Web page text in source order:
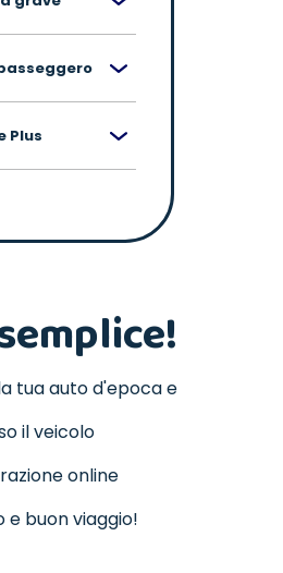
Plus
tua auto d'epoca e
il veicolo
online
e buon viaggio!